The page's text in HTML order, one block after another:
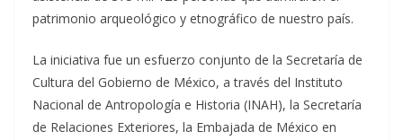
patrimonio arqueológico y etnográfico de nuestro país.
La iniciativa fue un esfuerzo conjunto de la Secretaría de
Cultura del Gobierno de México, a través del Instituto
Nacional de Antropología e Historia (INAH), la Secretaría
de Relaciones Exteriores, la Embajada de México en